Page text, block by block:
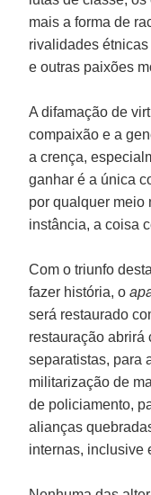
mais a forma de
rivalidades
e outras paixões
A difamação de
compaixão e a
a crença,
ganhar é a única
por qualquer meio
instância, a coisa
Com o triunfo
fazer história, o
será restaurado
restauração abrirá
separatistas, para
militarização de
de policiamento,
alianças
internas, inclusive